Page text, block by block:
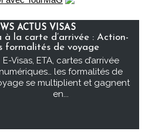
ACTUS VISAS
à la carte d’arrivée : Action-
formalités de voyage
E-Visas, ETA, cartes d’arrivée
numériques… les formalités de
se multiplient et gagnent
en...